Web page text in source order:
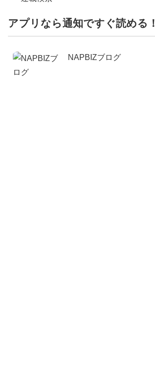
アプリなら通知ですぐ読める！
NAPBIZブログ